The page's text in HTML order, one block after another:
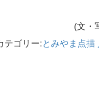
(文・
テゴリー: とみやま点描